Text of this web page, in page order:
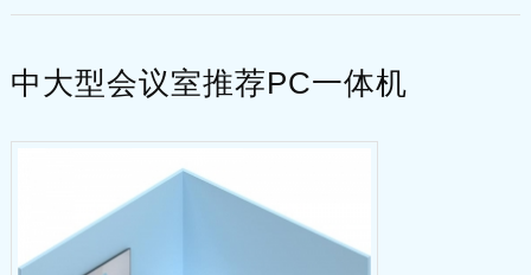
中大型会议室推荐PC一体机